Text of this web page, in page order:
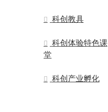
科创教具
科创体验特色课
堂
科创产业孵化